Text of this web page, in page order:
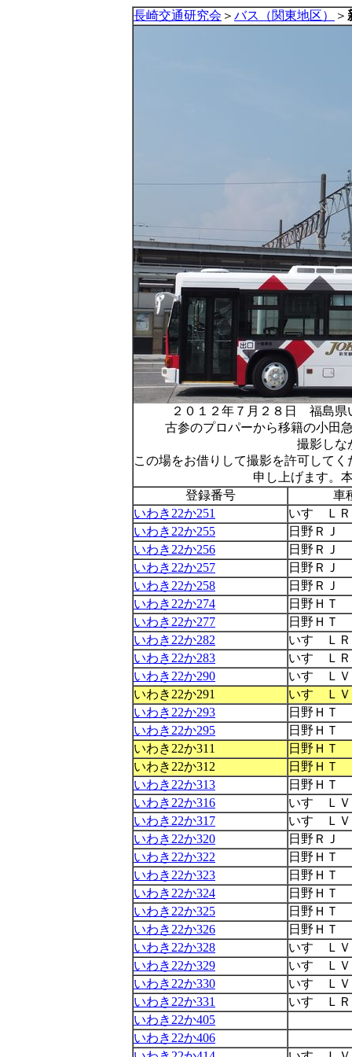
長崎交通研究会 ＞ バス（関東地区） ＞
２０１２年７月２８日 福島県
古参のプロパーから移籍の小田
撮影しな
この場をお借りして撮影を許可して
申し上げます。
登録番号
車
いわき22か251
いすゞＬＲ
いわき22か255
日野ＲＪ
いわき22か256
日野ＲＪ
いわき22か257
日野ＲＪ
いわき22か258
日野ＲＪ
いわき22か274
日野ＨＴ
いわき22か277
日野ＨＴ
いわき22か282
いすゞＬＲ
いわき22か283
いすゞＬＲ
いわき22か290
いすゞＬＶ
いわき22か291
いすゞＬＶ
いわき22か293
日野ＨＴ
いわき22か295
日野ＨＴ
いわき22か311
日野ＨＴ
いわき22か312
日野ＨＴ
いわき22か313
日野ＨＴ
いわき22か316
いすゞＬＶ
いわき22か317
いすゞＬＶ
いわき22か320
日野ＲＪ
いわき22か322
日野ＨＴ
いわき22か323
日野ＨＴ
いわき22か324
日野ＨＴ
いわき22か325
日野ＨＴ
いわき22か326
日野ＨＴ
いわき22か328
いすゞＬＶ
いわき22か329
いすゞＬＶ
いわき22か330
いすゞＬＶ
いわき22か331
いすゞＬＲ
いわき22か405
いわき22か406